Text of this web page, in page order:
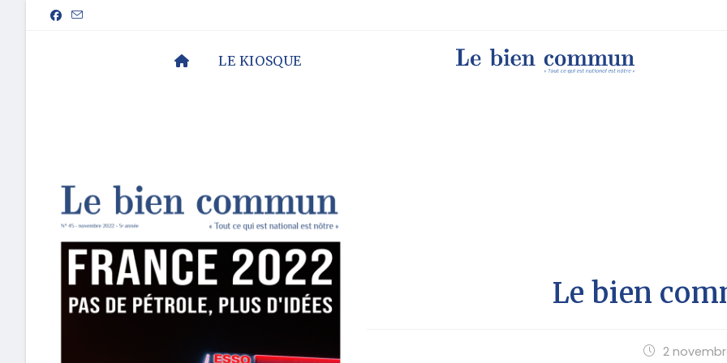
LE KIOSQUE
Le bien
2